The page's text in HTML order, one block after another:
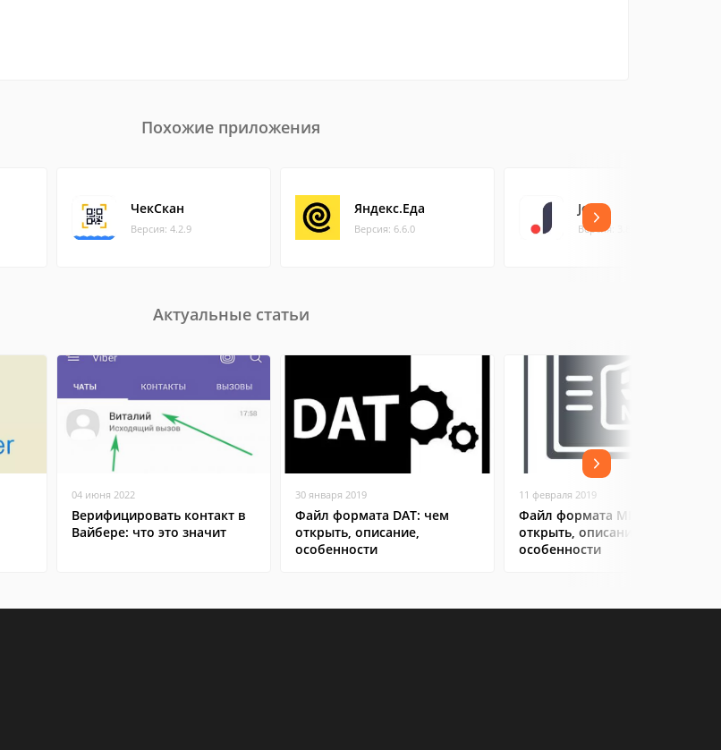
Похожие приложения
ЧекСкан
Версия: 4.2.9
Яндекс.Еда
Версия: 6.6.0
Joom
Версия: 3.88.0
Актуальные статьи
04 июня 2022
Верифицировать контакт в
Вайбере: что это значит
30 января 2019
Файл формата DAT: чем
открыть, описание,
особенности
11 февраля 2019
Файл формата MP4: чем
открыть, описание,
особенности